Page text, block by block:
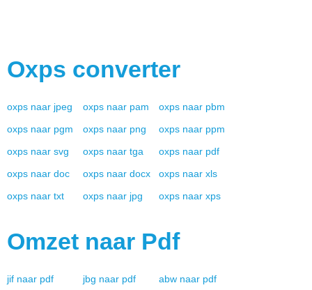
Oxps converter
oxps naar jpeg oxps naar pam oxps naar pbm
oxps naar pgm oxps naar png oxps naar ppm
oxps naar svg oxps naar tga oxps naar pdf
oxps naar doc oxps naar docx oxps naar xls
oxps naar txt oxps naar jpg oxps naar xps
Omzet naar Pdf
jif naar pdf jbg naar pdf abw naar pdf